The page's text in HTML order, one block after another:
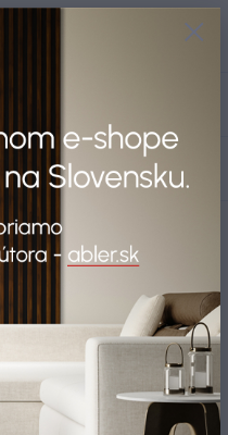
Hľadať
0,00 EUR
a nájdite riešenie pre
k dispozícii kompletný
tehlové obklady – všetko